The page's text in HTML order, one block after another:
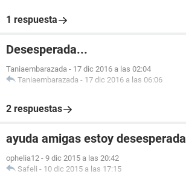
1 respuesta
Desesperada...
Taniaembarazada - 17 dic 2016 a las 02:04
Taniaembarazada - 17 dic 2016 a las 06:06
2 respuestas
ayuda amigas estoy desesperada
ophelia12 - 9 dic 2015 a las 20:42
Safeli - 10 dic 2015 a las 17:15